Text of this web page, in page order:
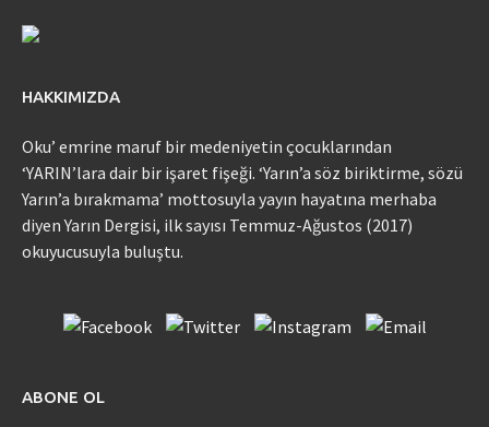
HAKKIMIZDA
Oku’ emrine maruf bir medeniyetin çocuklarından
‘YARIN’lara dair bir işaret fişeği. ‘Yarın’a söz biriktirme, sözü
Yarın’a bırakmama’ mottosuyla yayın hayatına merhaba
diyen Yarın Dergisi, ilk sayısı Temmuz-Ağustos (2017)
okuyucusuyla buluştu.
ABONE OL